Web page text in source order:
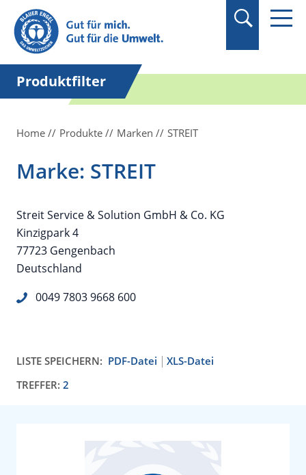
Suchbegriff in
Anführungszeichen
setzen.
Produktfilter
Home Produkte Marken STREIT
Marke: STREIT
Streit Service & Solution GmbH & Co. KG
Kinzigpark 4
77723 Gengenbach
Deutschland
0049 7803 9668 600
LISTE SPEICHERN: PDF-Datei
XLS-Datei
TREFFER: 2